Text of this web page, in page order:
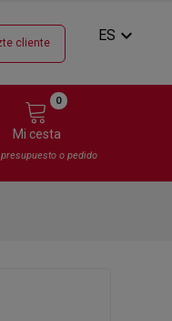
cliente ES expand_more
Mi cesta
0
o pedido